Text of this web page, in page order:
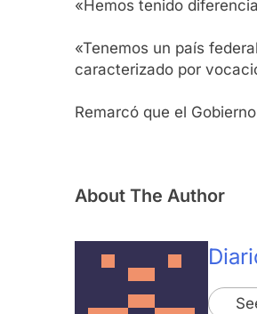
«Hemos tenido
«Tenemos un país
caracterizado por
Remarcó que el
About The Author